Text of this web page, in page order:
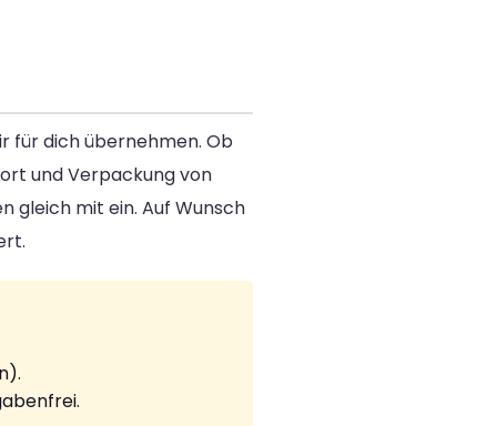
für dich übernehmen. Ob
und Verpackung von
gleich mit ein. Auf Wunsch